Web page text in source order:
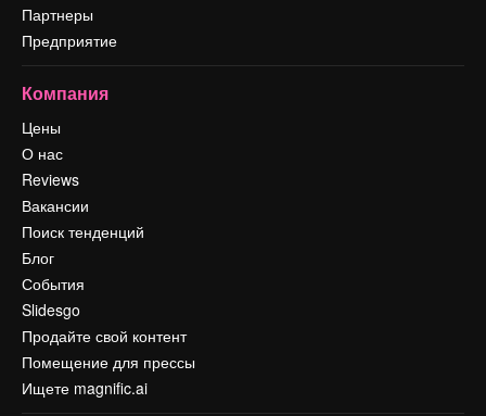
Партнеры
Предприятие
Компания
Цены
О нас
Reviews
Вакансии
Поиск тенденций
Блог
События
Slidesgo
Продайте свой контент
Помещение для прессы
Ищете magnific.ai